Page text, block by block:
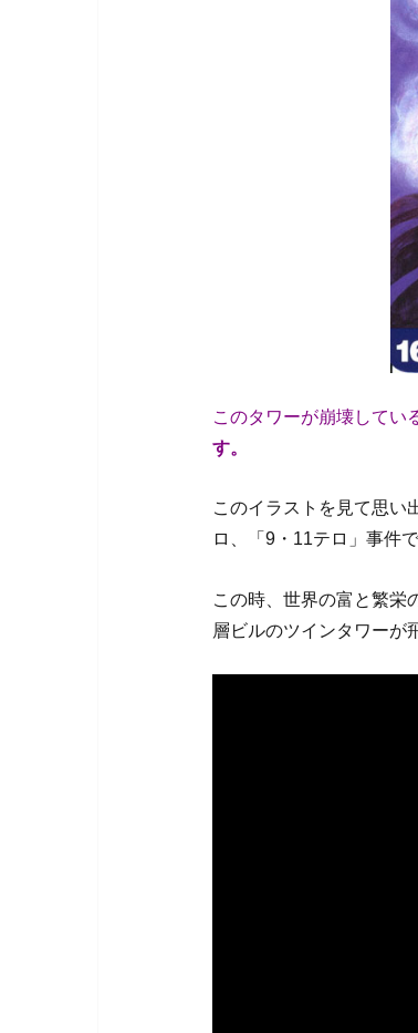
このタワーが崩壊してい
す。
このイラストを見て思い
ロ、「9・11テロ」事件で
この時、世界の富と繁栄
層ビルのツインタワーが